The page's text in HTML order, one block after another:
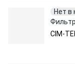
Нет в
CIM-